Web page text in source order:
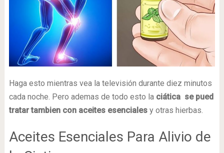
Haga esto mientras vea la televisión durante diez minutos
cada noche. Pero ademas de todo esto la ciática se pued
tratar tambien con aceites esencialesy otras hierbas.
Aceites Esenciales Para Alivio de